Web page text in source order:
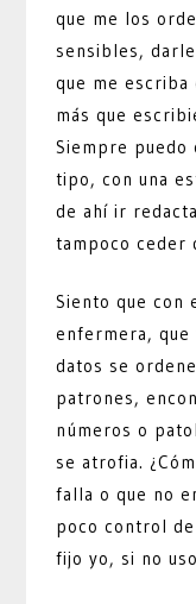
que me los
sensibles,
que me
más que
Siempre
tipo, con una
de ahí ir
tampoco ceder
Siento que con
enfermera, que
datos se
patrones,
números o
se atrofia.
falla o que no
poco control
fijo yo, si no